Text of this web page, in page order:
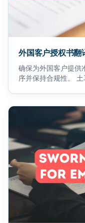
外国客户授权书翻
确保为外国客户提供
序并保持合规性。